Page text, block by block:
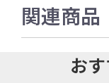
関連商品
お